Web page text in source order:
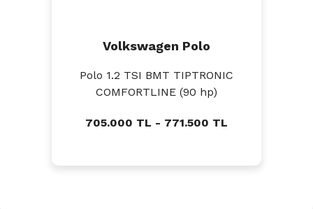
Volkswagen Polo
Polo 1.2 TSI BMT TIPTRONIC
COMFORTLINE (90 hp)
705.000 TL - 771.500 TL